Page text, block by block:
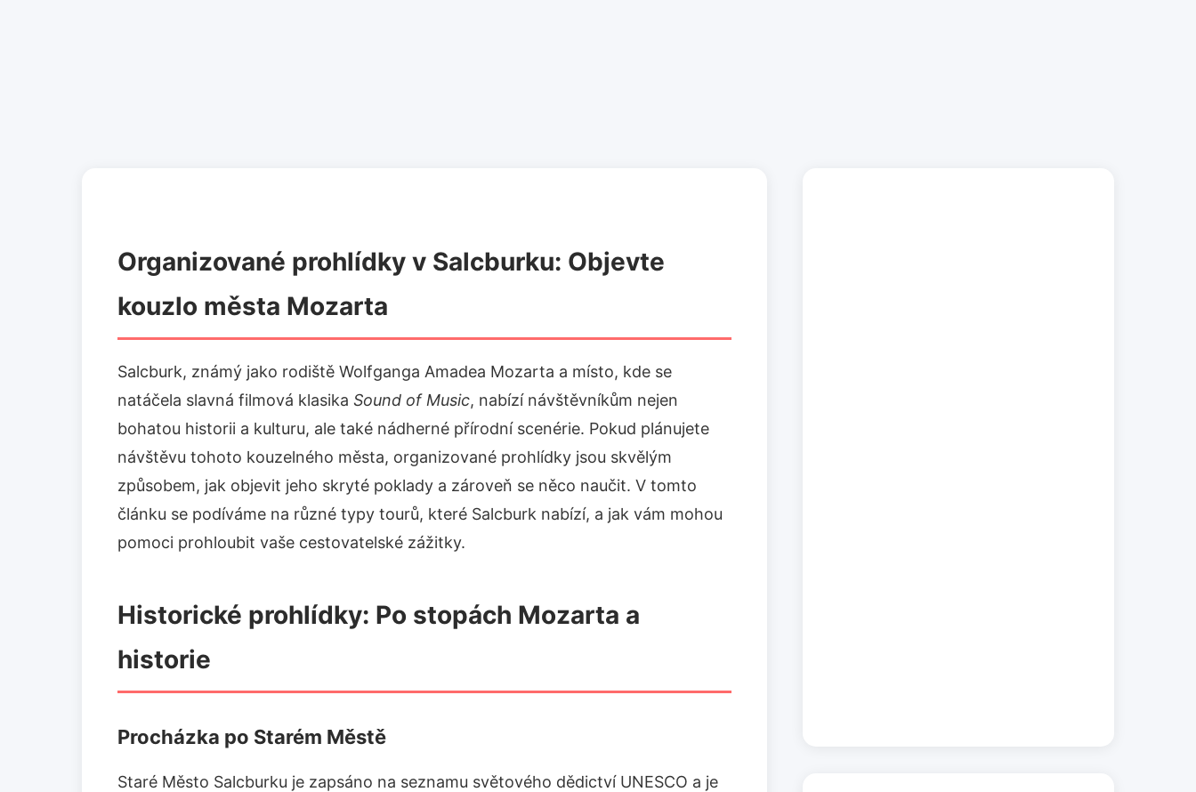
Organizované prohlídky v Salcburku: Objevte
kouzlo města Mozarta
Salcburk, známý jako rodiště Wolfganga Amadea Mozarta a místo, kde se
natáčela slavná filmová klasika Sound of Music, nabízí návštěvníkům nejen
bohatou historii a kulturu, ale také nádherné přírodní scenérie. Pokud plánujete
návštěvu tohoto kouzelného města, organizované prohlídky jsou skvělým
způsobem, jak objevit jeho skryté poklady a zároveň se něco naučit. V tomto
článku se podíváme na různé typy tourů, které Salcburk nabízí, a jak vám mohou
pomoci prohloubit vaše cestovatelské zážitky.
Historické prohlídky: Po stopách Mozarta a
historie
Procházka po Starém Městě
Staré Město Salcburku je zapsáno na seznamu světového dědictví UNESCO a je